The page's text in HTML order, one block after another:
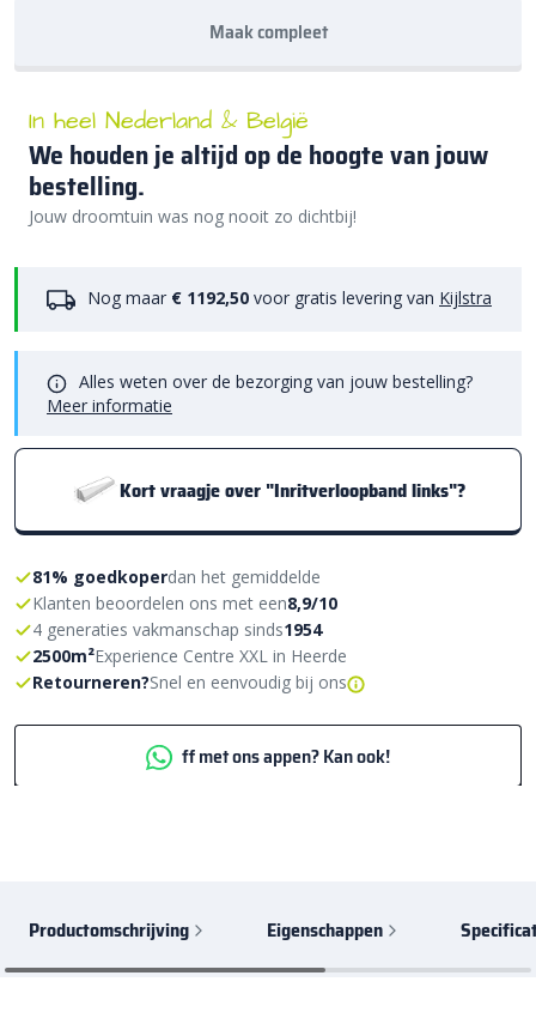
Maak compleet
In heel Nederland & België
We houden je altijd op de hoogte van jouw
bestelling.
Jouw droomtuin was nog nooit zo dichtbij!
Nog maar € 1192,50 voor gratis levering van Kijlstra
Alles weten over de bezorging van jouw bestelling?
Meer informatie
Kort vraagje over "Inritverloopband links"?
81% goedkoperdan het gemiddelde
Klanten beoordelen ons met een8,9/10
4 generaties vakmanschap sinds1954
2500m²Experience Centre XXL in Heerde
Retourneren?Snel en eenvoudig bij ons
ff met ons appen? Kan ook!
Productomschrijving Eigenschappen